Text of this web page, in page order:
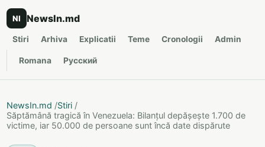
NI NewsIn.md
Stiri Arhiva Explicatii Teme Cronologii Admin
Romana Русский
NewsIn.md /Stiri /
Săptămână tragică în Venezuela: Bilanțul depășește 1.700 de
victime, iar 50.000 de persoane sunt încă date dispărute